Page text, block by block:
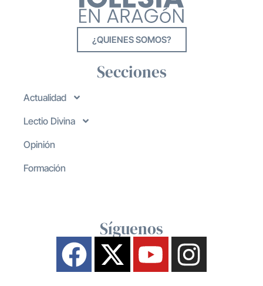
¿QUIENES SOMOS?
Secciones
Actualidad
Lectio Divina
Opinión
Formación
Síguenos